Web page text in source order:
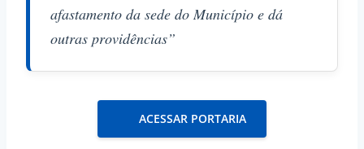
afastamento da sede do Município e dá
outras providências”
ACESSAR PORTARIA